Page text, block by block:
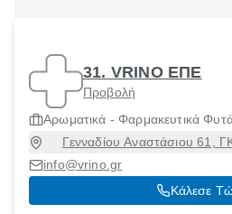
31. VRINO ΕΠΕ
Προβολή
Αρωματικά - Φαρμακευτικά
Γενναδίου Αναστάσιου 61,
info@vrino.gr
Κάλεσε